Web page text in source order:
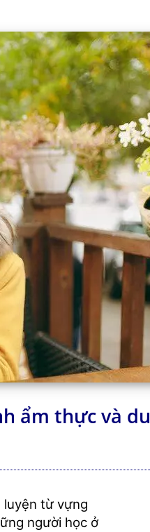
ẩm thực và du
luyện từ vựng
người học ở